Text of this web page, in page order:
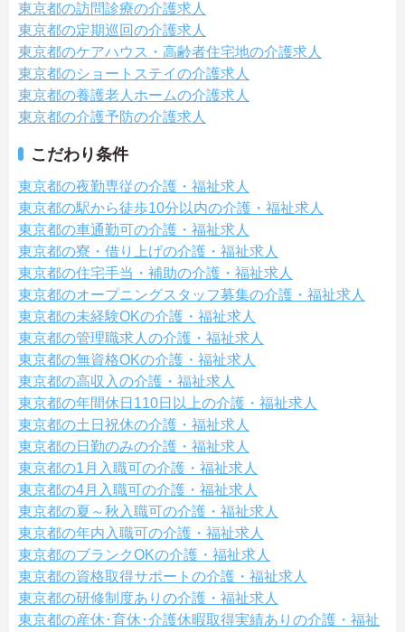
東京都の訪問診療の介護求人
東京都の定期巡回の介護求人
東京都のケアハウス・高齢者住宅地の介護求人
東京都のショートステイの介護求人
東京都の養護老人ホームの介護求人
東京都の介護予防の介護求人
こだわり条件
東京都の夜勤専従の介護・福祉求人
東京都の駅から徒歩10分以内の介護・福祉求人
東京都の車通勤可の介護・福祉求人
東京都の寮・借り上げの介護・福祉求人
東京都の住宅手当・補助の介護・福祉求人
東京都のオープニングスタッフ募集の介護・福祉求人
東京都の未経験OKの介護・福祉求人
東京都の管理職求人の介護・福祉求人
東京都の無資格OKの介護・福祉求人
東京都の高収入の介護・福祉求人
東京都の年間休日110日以上の介護・福祉求人
東京都の土日祝休の介護・福祉求人
東京都の日勤のみの介護・福祉求人
東京都の1月入職可の介護・福祉求人
東京都の4月入職可の介護・福祉求人
東京都の夏～秋入職可の介護・福祉求人
東京都の年内入職可の介護・福祉求人
東京都のブランクOKの介護・福祉求人
東京都の資格取得サポートの介護・福祉求人
東京都の研修制度ありの介護・福祉求人
東京都の産休･育休･介護休暇取得実績ありの介護・福祉